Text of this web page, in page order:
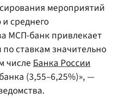
мероприятий
среднего
МСП-банк привлекает
ставкам значительно
числеБанка России
(3,55–6,25%)», —